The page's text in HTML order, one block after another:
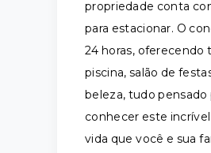
propriedade conta
para estacionar. O
24 horas, oferecendo
piscina, salão de
beleza, tudo
conhecer este
vida que você e sua